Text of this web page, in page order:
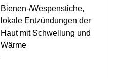
Bienen-/Wespenstiche,
lokale Entzündungen der
Haut mit Schwellung und
Wärme